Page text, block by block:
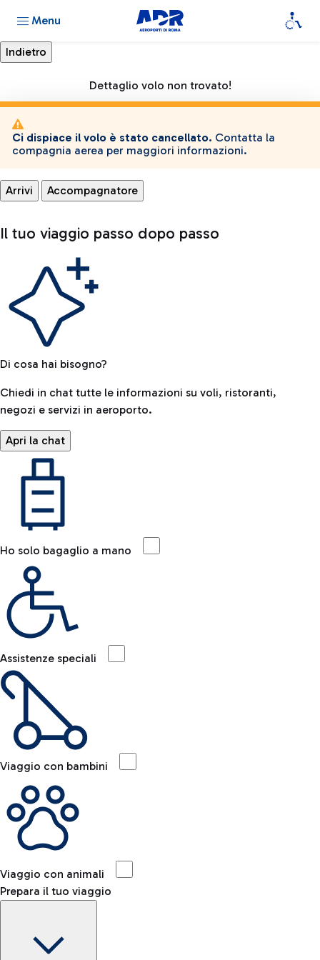
Menu
Dettaglio volo non trovato!
Ci dispiace il volo è stato cancellato. Contatta la
compagnia aerea per maggiori informazioni.
Arrivi Accompagnatore
Il tuo viaggio passo dopo passo
Di cosa hai bisogno?
Chiedi in chat tutte le informazioni su voli, ristoranti,
negozi e servizi in aeroporto.
Apri la chat
Ho solo bagaglio a mano
Assistenze speciali
Viaggio con bambini
Viaggio con animali
Prepara il tuo viaggio